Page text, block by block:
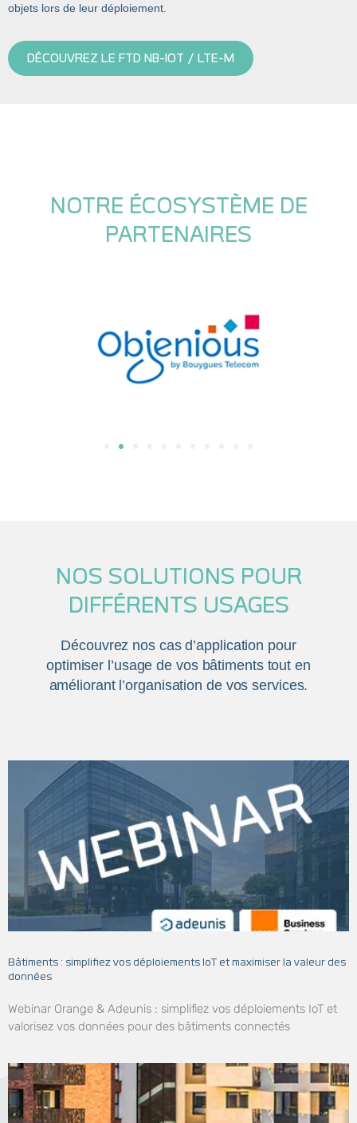
objets lors de leur déploiement.
DÉCOUVREZ LE FTD NB-IOT / LTE-M
NOTRE ÉCOSYSTÈME DE
PARTENAIRES
NOS SOLUTIONS POUR
DIFFÉRENTS USAGES
Découvrez nos cas d’application pour
optimiser l’usage de vos bâtiments tout en
améliorant l’organisation de vos services.
Bâtiments : simplifiez vos déploiements IoT et maximiser la valeur des
données
Webinar Orange & Adeunis : simplifiez vos déploiements IoT et
valorisez vos données pour des bâtiments connectés